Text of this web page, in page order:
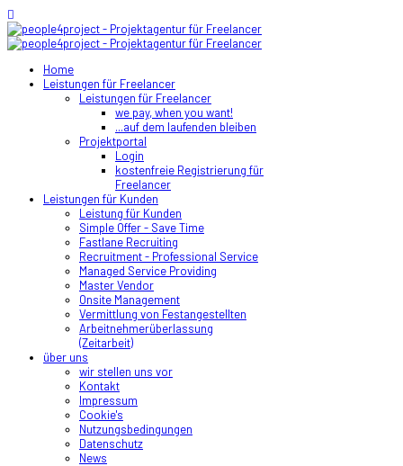
Home
Leistungen für Freelancer
Leistungen für Freelancer
we pay, when you want!
...auf dem laufenden bleiben
Projektportal
Login
kostenfreie Registrierung für
Freelancer
Leistungen für Kunden
Leistung für Kunden
Simple Offer - Save Time
Fastlane Recruiting
Recruitment - Professional Service
Managed Service Providing
Master Vendor
Onsite Management
Vermittlung von Festangestellten
Arbeitnehmerüberlassung
(Zeitarbeit)
über uns
wir stellen uns vor
Kontakt
Impressum
Cookie's
Nutzungsbedingungen
Datenschutz
News